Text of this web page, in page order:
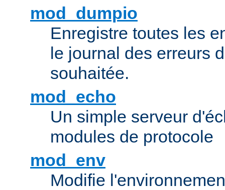
mod_dumpio
Enregistre toutes les
le journal des erreurs
souhaitée.
mod_echo
Un simple serveur
modules de protocole
mod_env
Modifie